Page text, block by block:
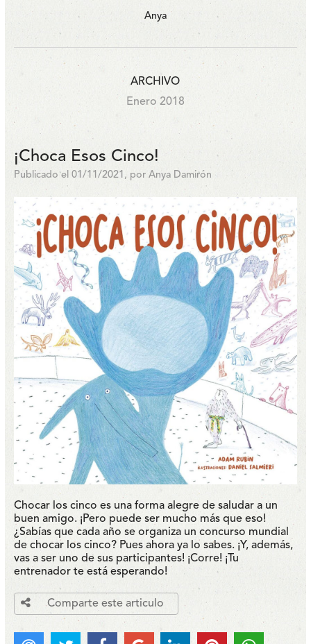
Anya
ARCHIVO
Enero 2018
¡Choca Esos Cinco!
Publicado el 01/11/2021, por Anya Damirón
Chocar los cinco es una forma alegre de saludar a un
buen amigo. ¡Pero puede ser mucho más que eso!
¿Sabías que cada año se organiza un concurso mundial
de chocar los cinco? Pues ahora ya lo sabes. ¡Y, además,
vas a ser uno de sus participantes! ¡Corre! ¡Tu
entrenador te está esperando!
Comparte este articulo